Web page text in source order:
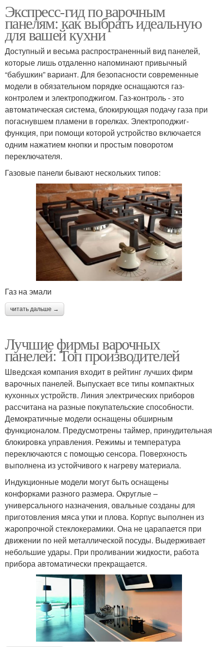
Экспресс-гид по варочным
панелям: как выбрать идеальную
для вашей кухни
Доступный и весьма распространенный вид панелей,
которые лишь отдаленно напоминают привычный
“бабушкин” вариант. Для безопасности современные
модели в обязательном порядке оснащаются газ-
контролем и электроподжигом. Газ-контроль - это
автоматическая система, блокирующая подачу газа при
погаснувшем пламени в горелках. Электроподжиг-
функция, при помощи которой устройство включается
одним нажатием кнопки и простым поворотом
переключателя.
Газовые панели бывают нескольких типов:
Газ на эмали
читать дальше →
Лучшие фирмы варочных
панелей: Топ производителей
Шведская компания входит в рейтинг лучших фирм
варочных панелей. Выпускает все типы компактных
кухонных устройств. Линия электрических приборов
рассчитана на разные покупательские способности.
Демократичные модели оснащены обширным
функционалом. Предусмотрены таймер, принудительная
блокировка управления. Режимы и температура
переключаются с помощью сенсора. Поверхность
выполнена из устойчивого к нагреву материала.
Индукционные модели могут быть оснащены
конфорками разного размера. Округлые –
универсального назначения, овальные созданы для
приготовления мяса утки и плова. Корпус выполнен из
жаропрочной стеклокерамики. Она не царапается при
движении по ней металлической посуды. Выдерживает
небольшие удары. При проливании жидкости, работа
прибора автоматически прекращается.